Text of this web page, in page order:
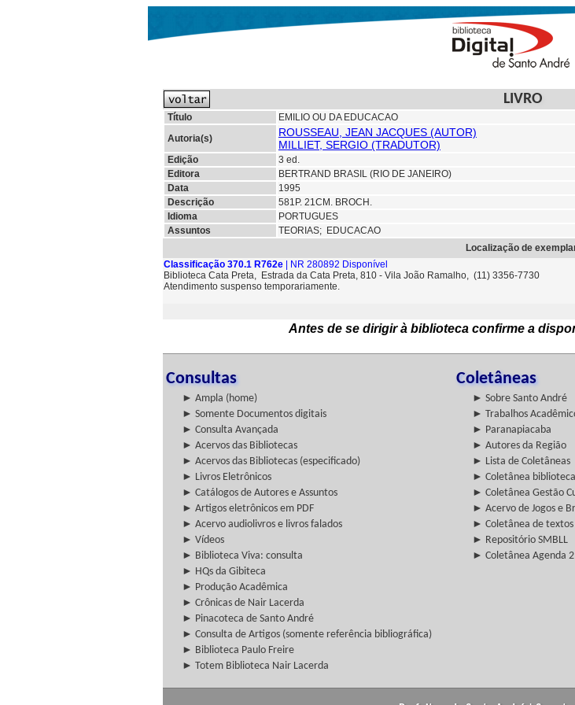
LIVRO
Título
EMILIO OU DA EDUCACAO
Autoria(s)
ROUSSEAU, JEAN JACQUES (AUTOR)
MILLIET, SERGIO (TRADUTOR)
Edição
3 ed.
Editora
BERTRAND BRASIL (RIO DE JANEIRO)
Data
1995
Descrição
581P. 21CM. BROCH.
Idioma
PORTUGUES
Assuntos
TEORIAS; EDUCACAO
Localização de
Classificação 370.1 R762e | NR 280892 Disponível
Biblioteca Cata Preta, Estrada da Cata Preta, 810 - Vila João Ramalho, (11) 3356-7730
Atendimento suspenso temporariamente.
Antes de se dirigir à biblioteca confirme a
Consultas Coletâneas
► Ampla (home) ► Sobre Santo André
► Somente Documentos digitais
► Trabalhos
► Consulta Avançada
► Paranapiacaba
► Acervos das Bibliotecas
► Autores da Região
► Acervos das Bibliotecas (especificado)
► Lista de Coletâneas
► Livros Eletrônicos
► Coletânea
► Catálogos de Autores e Assuntos
► Coletânea Gestão
► Artigos eletrônicos em PDF
► Acervo de Jogos e
► Acervo audiolivros e livros falados
► Coletânea de textos
► Vídeos
► Repositório SMBLL
► Biblioteca Viva: consulta
► Coletânea Agenda
► HQs da Gibiteca
► Produção Acadêmica
► Crônicas de Nair Lacerda
► Pinacoteca de Santo André
► Consulta de Artigos (somente referência bibliográfica)
► Biblioteca Paulo Freire
► Totem Biblioteca Nair Lacerda